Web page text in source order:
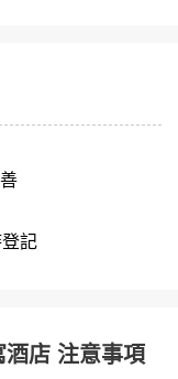
記
店 注意事項